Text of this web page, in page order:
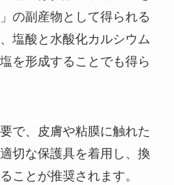
の副産物として得られる
塩酸と水酸化カルシウム
を形成することでも得ら
で、皮膚や粘膜に触れた
切な保護具を着用し、換
ことが推奨されます。